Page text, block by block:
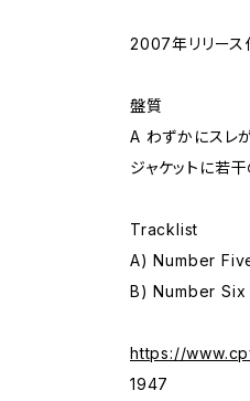
2007年リリース
盤質
A わずかにスレ
ジャケットに若
Tracklist
A) Number
B) Number Six
https://
1947